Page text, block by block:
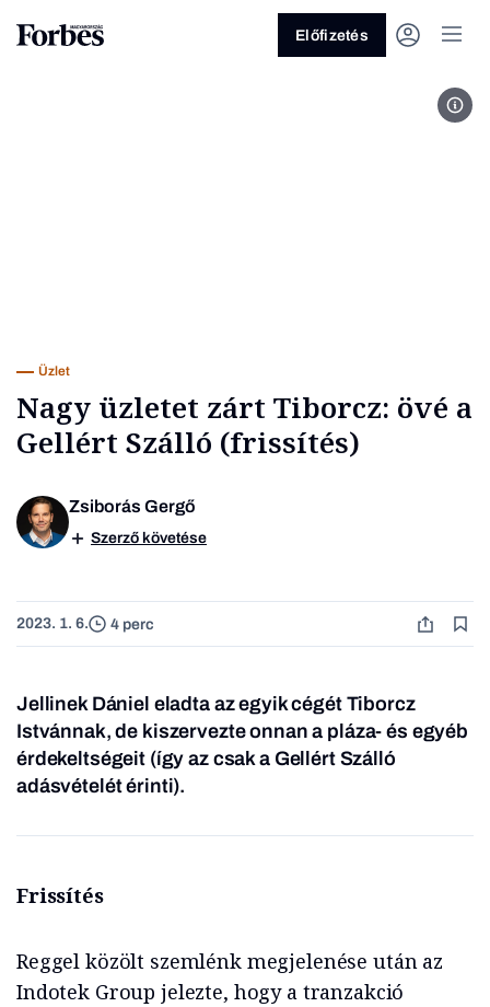
Előfizetés
Üzlet
Nagy üzletet zárt Tiborcz: övé a
Gellért Szálló (frissítés)
Zsiborás Gergő
Szerző követése
2023. 1. 6. 4 perc
Jellinek Dániel eladta az egyik cégét Tiborcz
Istvánnak, de kiszervezte onnan a pláza- és egyéb
érdekeltségeit (így az csak a Gellért Szálló
adásvételét érinti).
Frissítés
Reggel közölt szemlénk megjelenése után az
Indotek Group jelezte, hogy a tranzakció